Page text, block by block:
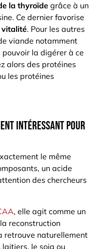
la thyroïde grâce à un
Ce dernier favorise
vitalité. Pour les autres
viande notamment
la digérer à ce
alors des protéines
les protéines
intéressant pour
le même
un acide
des chercheurs
, elle agit comme un
reconstruction
retrouve naturellement
le soja ou